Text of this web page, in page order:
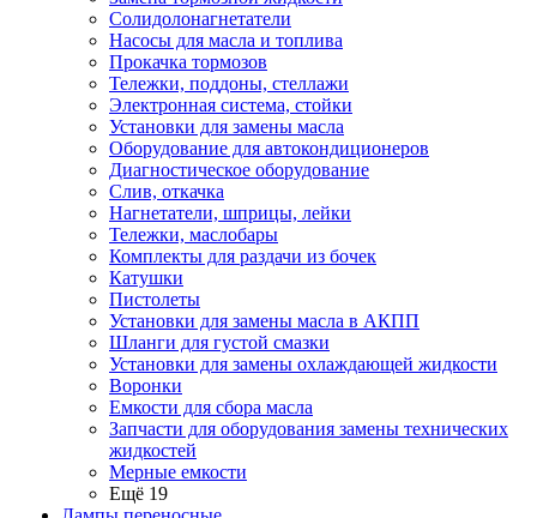
Солидолонагнетатели
Насосы для масла и топлива
Прокачка тормозов
Тележки, поддоны, стеллажи
Электронная система, стойки
Установки для замены масла
Оборудование для автокондиционеров
Диагностическое оборудование
Слив, откачка
Нагнетатели, шприцы, лейки
Тележки, маслобары
Комплекты для раздачи из бочек
Катушки
Пистолеты
Установки для замены масла в АКПП
Шланги для густой смазки
Установки для замены охлаждающей жидкости
Воронки
Емкости для сбора масла
Запчасти для оборудования замены технических
жидкостей
Мерные емкости
Ещё 19